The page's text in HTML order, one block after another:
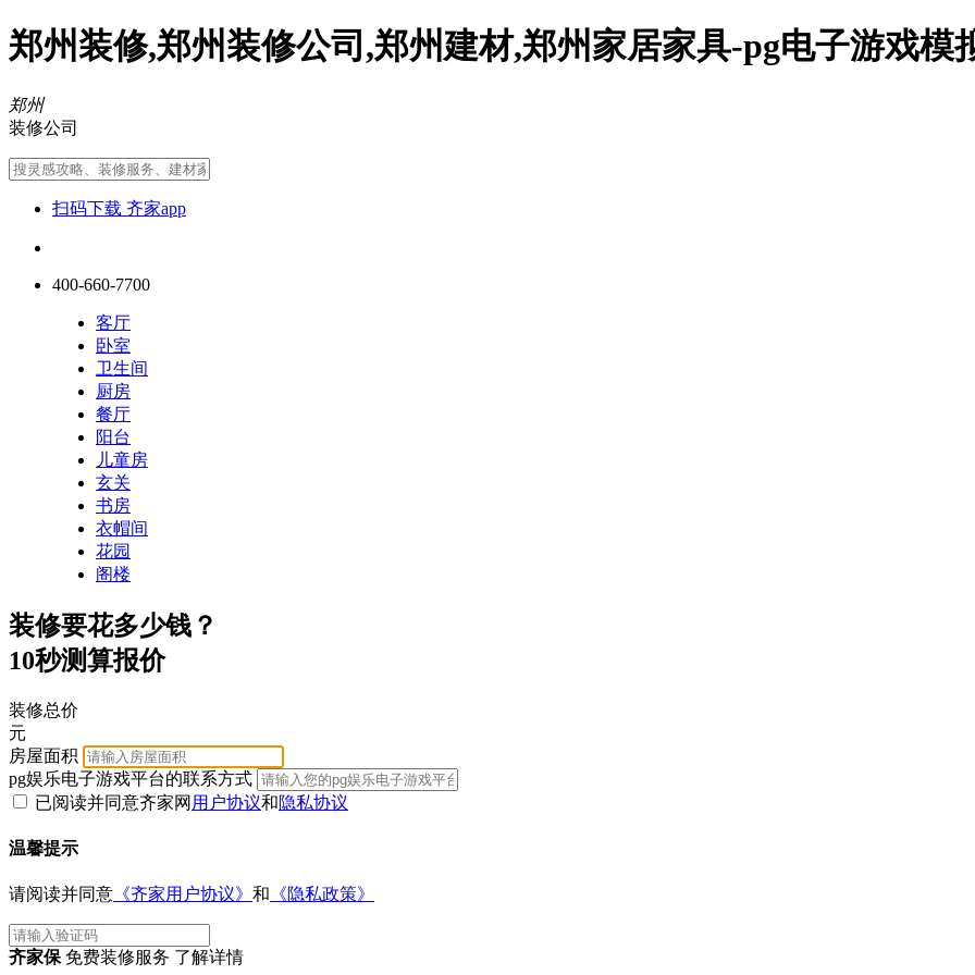
郑州装修,郑州装修公司,郑州建材,郑州家居家具-pg电子游戏模
郑州
装修公司
扫码下载 齐家app
400-660-7700
客厅
卧室
卫生间
厨房
餐厅
阳台
儿童房
玄关
书房
衣帽间
花园
阁楼
装修要花多少钱？
10秒测算报价
装修总价
元
房屋面积
pg娱乐电子游戏平台的联系方式
已阅读并同意齐家网 用户协议和隐私协议
温馨提示
请阅读并同意 《齐家用户协议》 和 《隐私政策》
齐家保 免费装修服务 了解详情